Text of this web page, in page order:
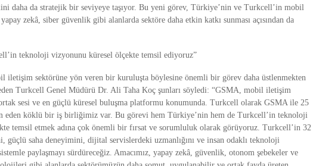
daha da stratejik bir seviyeye taşıyor. Bu yeni görev, Türkiye’nin ve Turkcell’in mobil
zekâ, siber güvenlik gibi alanlarda sektöre daha etkin katkı sunması açısından da
teknoloji vizyonunu küresel ölçekte temsil ediyoruz”
iletişim sektörüne yön veren bir kuruluşta böylesine önemli bir görev daha üstlenmekten
Turkcell Genel Müdürü Dr. Ali Taha Koç şunları söyledi: “GSMA, mobil iletişim
sesi ve en güçlü küresel buluşma platformu konumunda. Turkcell olarak GSMA ile 25
eden köklü bir iş birliğimiz var. Bu görevi hem Türkiye’nin hem de Turkcell’in teknoloji
temsil etmek adına çok önemli bir fırsat ve sorumluluk olarak görüyoruz. Turkcell’in 32
saha deneyimini, dijital servislerdeki uzmanlığını ve insan odaklı teknoloji
paylaşmayı sürdüreceğiz. Amacımız, yapay zekâ, güvenlik, otonom şebekeler ve